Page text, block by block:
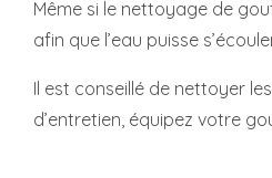
Même si le nettoyage de
afin que l’eau puisse
Il est conseillé de nettoyer
d’entretien, équipez votre